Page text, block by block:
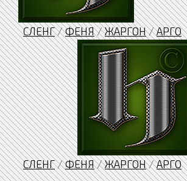
СЛЕНГ/ФЕНЯ/ЖАРГОН/АРГО
СЛЕНГ/ФЕНЯ/ЖАРГОН/АРГО